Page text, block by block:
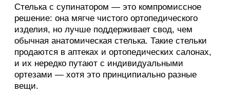
Стелька с супинатором — это компромиссное
решение: она мягче чистого ортопедического
изделия, но лучше поддерживает свод, чем
обычная анатомическая стелька. Такие стельки
продаются в аптеках и ортопедических салонах,
и их нередко путают с индивидуальными
ортезами — хотя это принципиально разные
вещи.